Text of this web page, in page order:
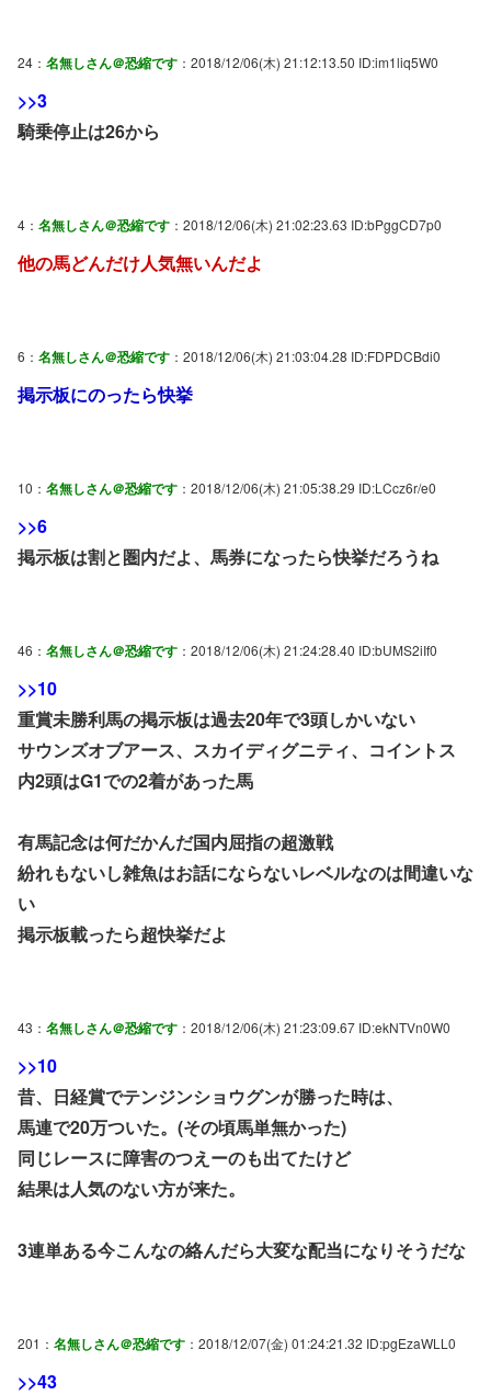
24： 名無しさん＠恐縮です ：2018/12/06(木) 21:12:13.50 ID:im1liq5W0
>>3
騎乗停止は26から
4： 名無しさん＠恐縮です ：2018/12/06(木) 21:02:23.63 ID:bPggCD7p0
他の馬どんだけ人気無いんだよ
6： 名無しさん＠恐縮です ：2018/12/06(木) 21:03:04.28 ID:FDPDCBdi0
掲示板にのったら快挙
10： 名無しさん＠恐縮です ：2018/12/06(木) 21:05:38.29 ID:LCcz6r/e0
>>6
掲示板は割と圏内だよ、馬券になったら快挙だろうね
46： 名無しさん＠恐縮です ：2018/12/06(木) 21:24:28.40 ID:bUMS2iIf0
>>10
重賞未勝利馬の掲示板は過去20年で3頭しかいない
サウンズオブアース、スカイディグニティ、コイントス
内2頭はG1での2着があった馬
有馬記念は何だかんだ国内屈指の超激戦
紛れもないし雑魚はお話にならないレベルなのは間違いな
い
掲示板載ったら超快挙だよ
43： 名無しさん＠恐縮です ：2018/12/06(木) 21:23:09.67 ID:ekNTVn0W0
>>10
昔、日経賞でテンジンショウグンが勝った時は、
馬連で20万ついた。(その頃馬単無かった)
同じレースに障害のつえーのも出てたけど
結果は人気のない方が来た。
3連単ある今こんなの絡んだら大変な配当になりそうだな
201： 名無しさん＠恐縮です ：2018/12/07(金) 01:24:21.32 ID:pgEzaWLL0
>>43